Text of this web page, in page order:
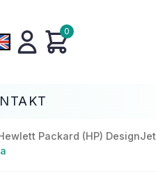
0
Packard (HP) DesignJet